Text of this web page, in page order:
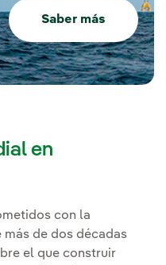
Saber más
en
con la
más de dos décadas
el que construir